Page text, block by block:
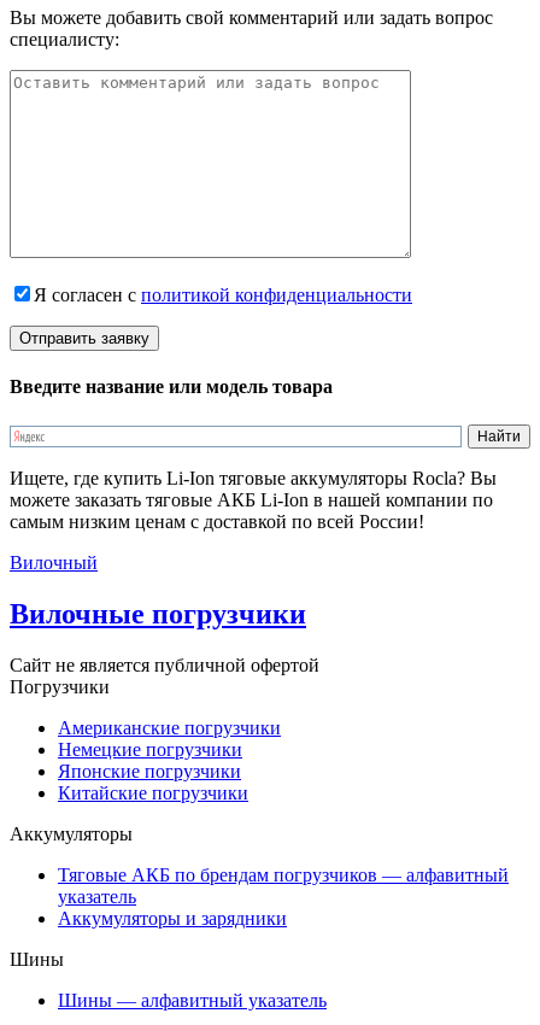
Вы можете добавить свой комментарий или задать вопрос
специалисту:
Я согласен с политикой конфиденциальности
Введите название или модель товара
Ищете, где купить Li-Ion тяговые аккумуляторы Rocla? Вы
можете заказать тяговые АКБ Li-Ion в нашей компании по
самым низким ценам с доставкой по всей России!
Вилочный
Вилочные погрузчики
Сайт не является публичной офертой
Погрузчики
Американские погрузчики
Немецкие погрузчики
Японские погрузчики
Китайские погрузчики
Аккумуляторы
Тяговые АКБ по брендам погрузчиков — алфавитный
указатель
Аккумуляторы и зарядники
Шины
Шины — алфавитный указатель